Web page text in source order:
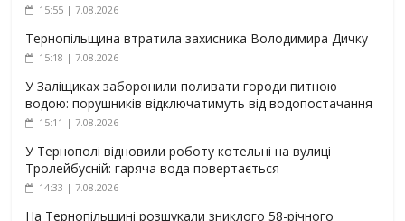
15:55 | 7.08.2026
Тернопільщина втратила захисника Володимира Дичку
15:18 | 7.08.2026
У Заліщиках заборонили поливати городи питною
водою: порушників відключатимуть від водопостачання
15:11 | 7.08.2026
У Тернополі відновили роботу котельні на вулиці
Тролейбусній: гаряча вода повертається
14:33 | 7.08.2026
На Тернопільщині розшукали зниклого 58-річного